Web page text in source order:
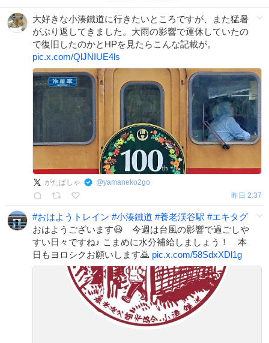
大好きな小湊鐵道に行きたいところですが、また猛暑
がぶり返してきました。大雨の影響で運休していたの
で復旧したのかとHPを見たらこんな記載が。
pic.x.com/QlJNIUE4ls
がたぱしゃ @yamaneko2go
昨日 2:37
#おはようトレイン #小湊鐵道 #養老渓谷駅 #エキタグ
おはようございます😃 今週は台風の影響で過ごしや
すい日々ですね♪ こまめに水分補給しましょう！ 本
日もヨロシクお願いします🙇 pic.x.com/58SdxXDl1g